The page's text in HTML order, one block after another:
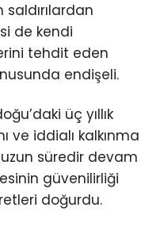
de kendi
tehdit eden
endişeli.
üç yıllık
ve iddialı kalkınma
uzun süredir devam
güvenilirliği
doğurdu.